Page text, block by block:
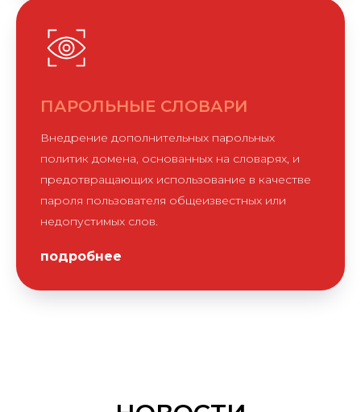
ПАРОЛЬНЫЕ СЛОВАРИ
Внедрение дополнительных парольных
политик домена, основанных на словарях, и
предотвращающих использование в качестве
пароля пользователя общеизвестных или
недопустимых слов.
подробнее